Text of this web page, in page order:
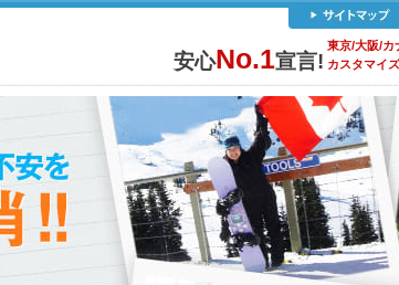
安心No.1宣言!
東京/大阪/カ
カスタマイ